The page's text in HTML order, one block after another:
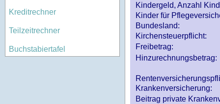
Kreditrechner
Teilzeitrechner
Buchstabiertafel
Kindergeld, Anzahl
Kinder für
Bundesland:
Kirchensteuerpflicht:
Freibetrag:
Hinzurechnungsbetrag:
Krankenversicherung:
Beitrag private